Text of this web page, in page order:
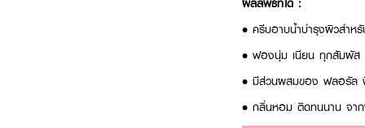
ผลลัพธ์ที่ได้ :
• ครีบอาบน้ำบำรุงผิวสำหรั
• ฟองนุ่ม เนียน ทุกสัมผัส
• มีส่วนผสมของ ฟลอรัล
• กลิ่นหอม ติดทนนาน จาก